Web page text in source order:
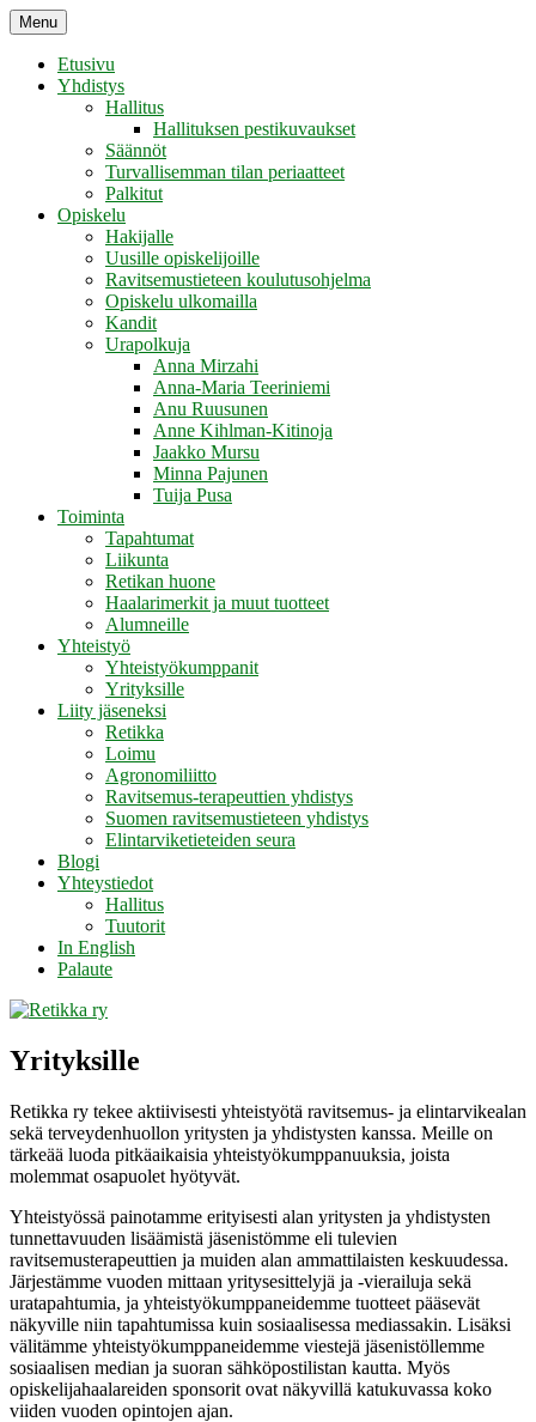
Skip
to
content
Retikka ry
Menu
Etusivu
Yhdistys
Hallitus
Hallituksen pestikuvaukset
Säännöt
Turvallisemman tilan periaatteet
Palkitut
Opiskelu
Hakijalle
Uusille opiskelijoille
Ravitsemustieteen koulutusohjelma
Opiskelu ulkomailla
Kandit
Urapolkuja
Anna Mirzahi
Anna-Maria Teeriniemi
Anu Ruusunen
Anne Kihlman-Kitinoja
Jaakko Mursu
Minna Pajunen
Tuija Pusa
Toiminta
Tapahtumat
Liikunta
Retikan huone
Haalarimerkit ja muut tuotteet
Alumneille
Yhteistyö
Yhteistyökumppanit
Yrityksille
Liity jäseneksi
Retikka
Loimu
Agronomiliitto
Ravitsemus-terapeuttien yhdistys
Suomen ravitsemustieteen yhdistys
Elintarviketieteiden seura
Blogi
Yhteystiedot
Hallitus
Tuutorit
In English
Palaute
Yrityksille
Retikka ry tekee aktiivisesti yhteistyötä ravitsemus- ja elintarvikealan
sekä terveydenhuollon yritysten ja yhdistysten kanssa. Meille on
tärkeää luoda pitkäaikaisia yhteistyökumppanuuksia, joista
molemmat osapuolet hyötyvät.
Yhteistyössä painotamme erityisesti alan yritysten ja yhdistysten
tunnettavuuden lisäämistä jäsenistömme eli tulevien
ravitsemusterapeuttien ja muiden alan ammattilaisten keskuudessa.
Järjestämme vuoden mittaan yritysesittelyjä ja -vierailuja sekä
uratapahtumia, ja yhteistyökumppaneidemme tuotteet pääsevät
näkyville niin tapahtumissa kuin sosiaalisessa mediassakin. Lisäksi
välitämme yhteistyökumppaneidemme viestejä jäsenistöllemme
sosiaalisen median ja suoran sähköpostilistan kautta. Myös
opiskelijahaalareiden sponsorit ovat näkyvillä katukuvassa koko
viiden vuoden opintojen ajan.